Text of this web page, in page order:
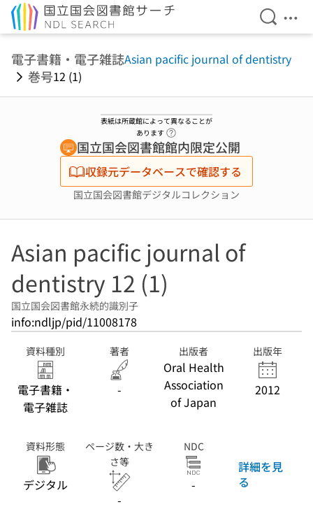
検索を
メ
電子書籍・電子雑誌Asian pacific journal of dentistry
巻号12 (1)
表紙は所蔵館によって異なることが
あります
国立国会図書館館内限定公開
収録元データベースで確認する
国立国会図書館デジタルコレクション
Asian pacific journal of
dentistry 12 (1)
国立国会図書館永続的識別子
info:ndljp/pid/11008178
資料種別
電子書籍・
電子雑誌
著者
-
出版者
Oral Health
Association
of Japan
出版年
2012
資料形態
デジタル
ページ数・大き
さ等
-
NDC
-
詳細を見
る